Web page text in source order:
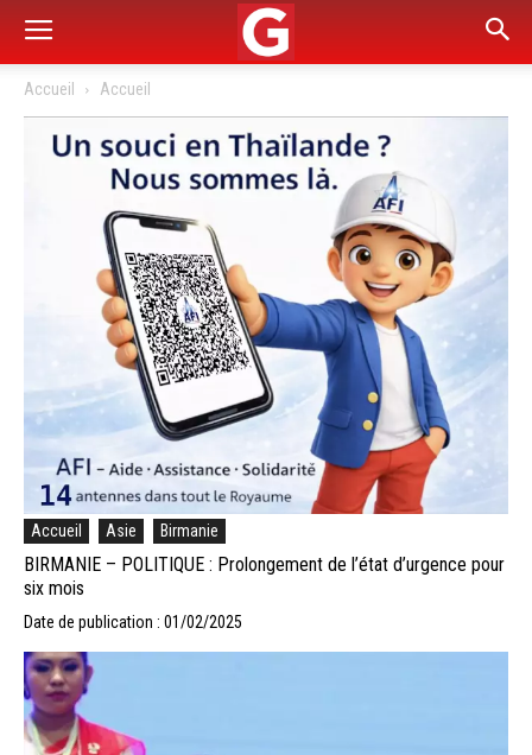
Accueil Accueil
Accueil Asie Birmanie
BIRMANIE – POLITIQUE : Prolongement de l’état d’urgence pour
six mois
Date de publication : 01/02/2025